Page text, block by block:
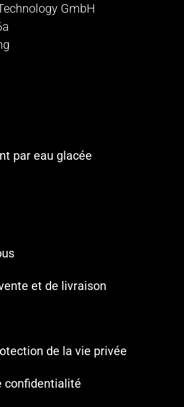
GmbH
par eau glacée
et de livraison
de la vie privée
confidentialité